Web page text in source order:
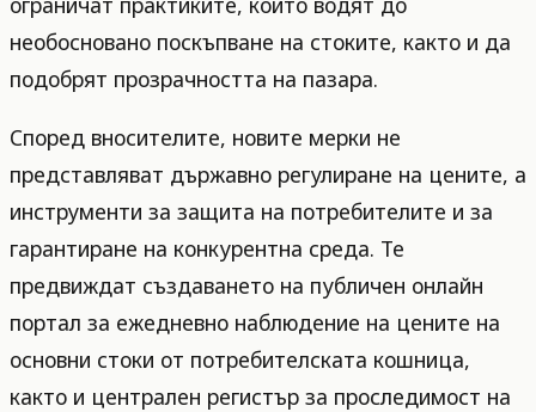
необосновано поскъпване на стоките, както и да
подобрят прозрачността на пазара.
Според вносителите, новите мерки не
представляват държавно регулиране на цените, а
инструменти за защита на потребителите и за
гарантиране на конкурентна среда. Те
предвиждат създаването на публичен онлайн
портал за ежедневно наблюдение на цените на
основни стоки от потребителската кошница,
както и централен регистър за проследимост на